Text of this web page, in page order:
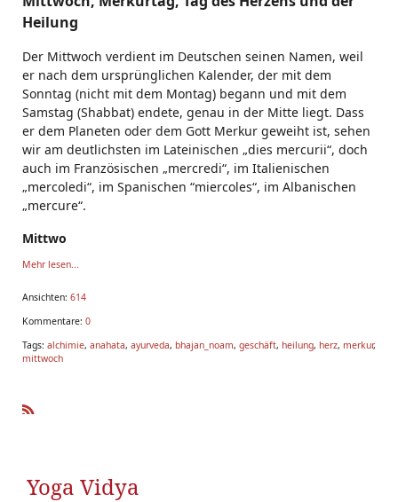
Heilung
Der Mittwoch verdient im Deutschen seinen Namen, weil
er nach dem ursprünglichen Kalender, der mit dem
Sonntag (nicht mit dem Montag) begann und mit dem
Samstag (Shabbat) endete, genau in der Mitte liegt. Dass
er dem Planeten oder dem Gott Merkur geweiht ist, sehen
wir am deutlichsten im Lateinischen „dies mercurii“, doch
auch im Französischen „mercredi“, im Italienischen
„mercoledi“, im Spanischen “miercoles“, im Albanischen
„mercure“.
Mittwo
Mehr lesen...
Ansichten: 614
Kommentare: 0
Tags: alchimie, anahata, ayurveda, bhajan_noam, geschäft, heilung, herz, merkur,
mittwoch
Yoga Vidya